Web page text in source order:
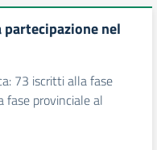
partecipazione nel
73 iscritti alla fase
provinciale al